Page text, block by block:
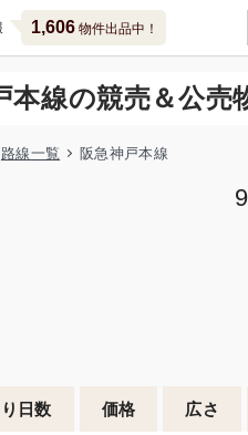
1,606物件出品中！
本線の競売＆公売
路線一覧 阪急神戸本線
9
日数 価格 広さ